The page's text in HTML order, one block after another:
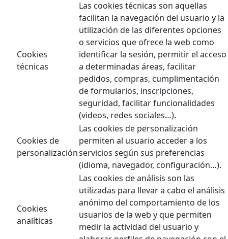
Cookies
técnicas
Las cookies técnicas son aquellas
facilitan la navegación del usuario y la
utilización de las diferentes opciones
o servicios que ofrece la web como
identificar la sesión, permitir el acceso
a determinadas áreas, facilitar
pedidos, compras, cumplimentación
de formularios, inscripciones,
seguridad, facilitar funcionalidades
(videos, redes sociales…).
Cookies de
personalización
Las cookies de personalización
permiten al usuario acceder a los
servicios según sus preferencias
(idioma, navegador, configuración…).
Cookies
analíticas
Las cookies de análisis son las
utilizadas para llevar a cabo el análisis
anónimo del comportamiento de los
usuarios de la web y que permiten
medir la actividad del usuario y